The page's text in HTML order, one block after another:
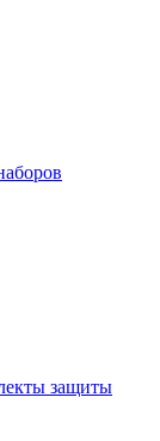
защиты